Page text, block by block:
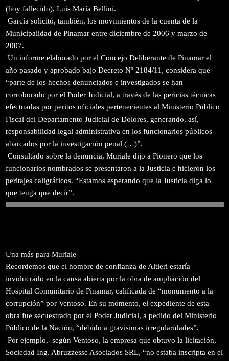
(hoy fallecido), Luis María Bellini.
García solicitó, también, los movimientos de la cuenta de la
Municipalidad de Pinamar entre diciembre de 2006 y marzo de
2007.
Un informe elaborado por el Concejo Deliberante de Pinamar el
año pasado y aprobado bajo Decreto Nº 2184/11, considera que
“parte de los hechos denunciados e investigados se han
corroborado por el Poder Judicial, a través de las pericias técnicas
efectuadas por peritos oficiales pertenecientes al Ministerio Público
Fiscal del Departamento Judicial de Dolores, generando, así,
responsabilidad legal administrativa en los funcionarios públicos
abarcados por la investigación penal (…)”.
Consultado sobre la denuncia, Muriale dijo a Pionero que los
funcionarios nombrados se presentaron a la Justicia e hicieron los
peritajes caligráficos. “Estamos esperando que la Justicia diga lo
que tenga que decir”.
Una más para Muriale
Recordemos que el hombre de confianza de Altieri estaría
involucrado en la causa abierta por la obra de ampliación del
Hospital Comunitario de Pinamar, calificada de “monumento a la
corrupción” por Ventoso. En su momento, el expediente de esta
obra fue secuestrado por el Poder Judicial, a pedido del Ministerio
Público de la Nación, “debido a gravísimas irregularidades”.
Por ejemplo, según Ventoso, la empresa que obtuvo la licitación,
Sociedad Ing. Abruzzesse Asociados SRL, “no estaba inscripta en el